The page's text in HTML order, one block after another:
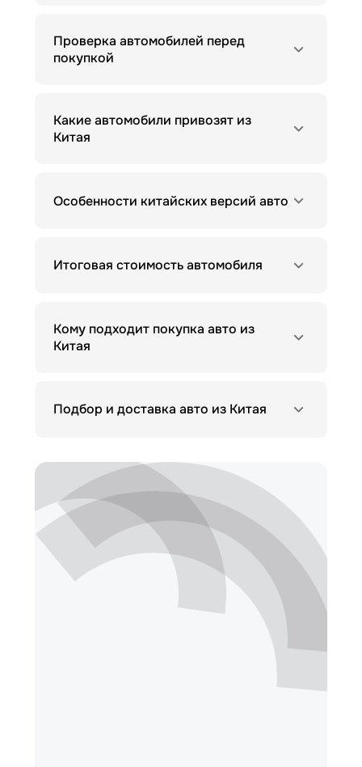
Проверка автомобилей перед
покупкой
Какие автомобили привозят из
Китая
Особенности китайских версий авто
Итоговая стоимость автомобиля
Кому подходит покупка авто из
Китая
Подбор и доставка авто из Китая